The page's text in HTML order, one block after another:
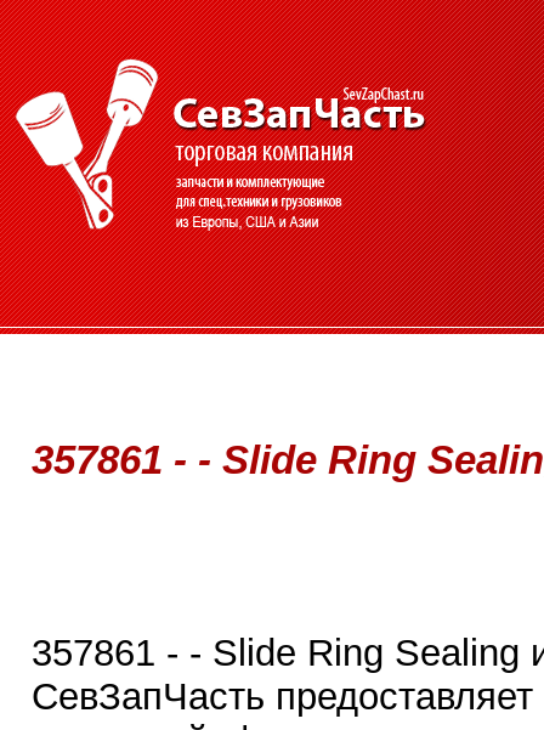
357861 - - Slide Ring
357861 - - Slide Ring Sealing
СевЗапЧасть